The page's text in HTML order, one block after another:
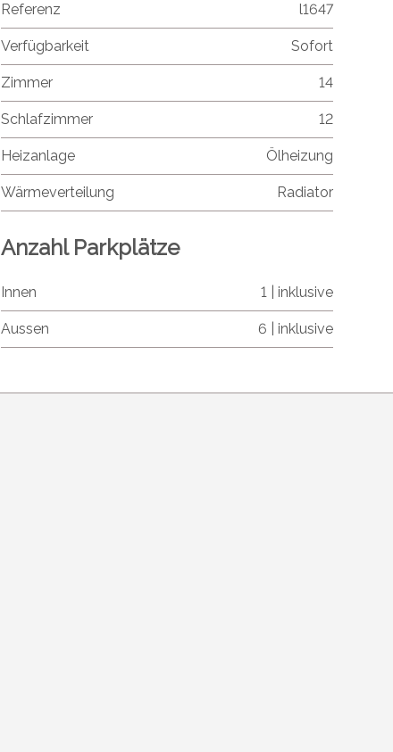
Referenz l1647
Verfügbarkeit Sofort
Zimmer 14
Schlafzimmer 12
Heizanlage Ölheizung
Wärmeverteilung Radiator
Anzahl Parkplätze
Innen 1 | inklusive
Aussen 6 | inklusive